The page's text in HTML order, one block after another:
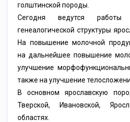
голштинской породы.
Сегодня ведутся
генеалогической структуры
На повышение молочной
на дальнейшее повышение
улучшение
также на улучшение
В основном ярославскую
Тверской, Ивановской,
областях.